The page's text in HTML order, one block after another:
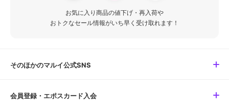
お気に入り商品の値下げ・再入荷や
おトクなセール情報がいち早く受け取れます！
そのほかのマルイ公式SNS
会員登録・エポスカード入会